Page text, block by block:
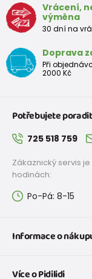
Vrácení,
výměna
30 dní na
Doprava
Při
2000 Kč
Potřebujete
725 518 759
Zákaznický servis
hodinách:
Po-Pá: 8-15
Informace o
Více o Pidilidi